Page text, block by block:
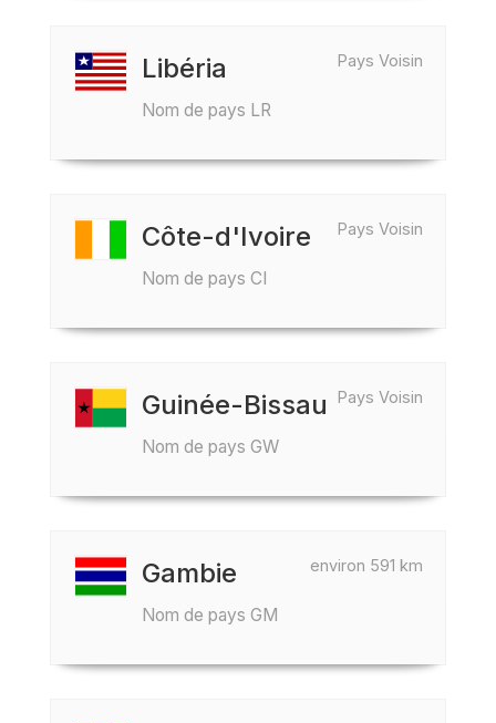
Pays Voisin
Libéria
Nom de pays LR
Pays Voisin
Côte-d'Ivoire
Nom de pays CI
Pays Voisin
Guinée-Bissau
Nom de pays GW
environ 591 km
Gambie
Nom de pays GM